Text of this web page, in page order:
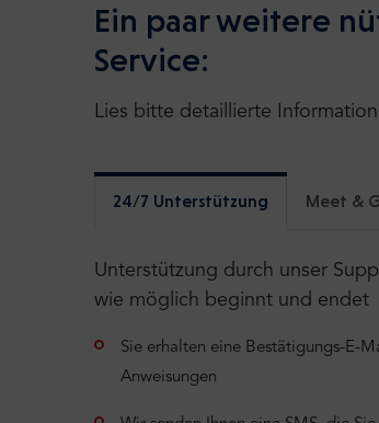
Ein paar weitere
Service:
Lies bitte detaillierte
24/7 Unterstützung Meet &
Unterstützung durch unser
wie möglich beginnt und endet
Sie erhalten eine Bestätigungs-E-
Anweisungen